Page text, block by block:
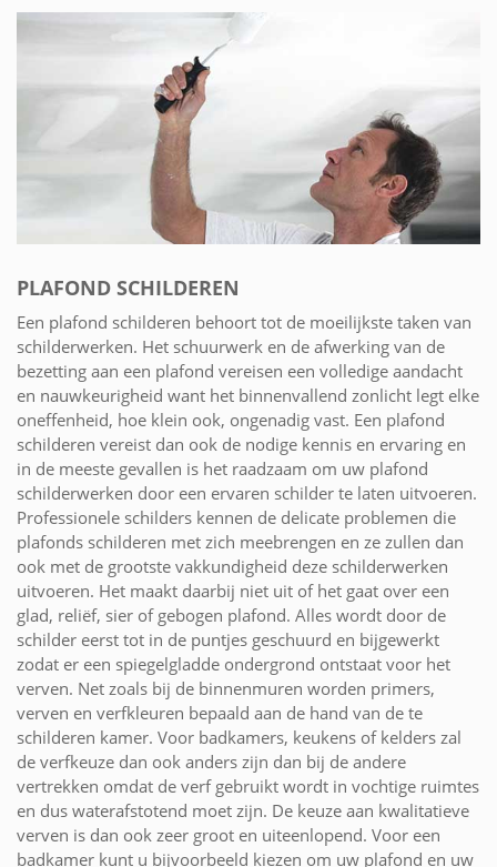
PLAFOND SCHILDEREN
Een plafond schilderen behoort tot de moeilijkste taken van
schilderwerken. Het schuurwerk en de afwerking van de
bezetting aan een plafond vereisen een volledige aandacht
en nauwkeurigheid want het binnenvallend zonlicht legt elke
oneffenheid, hoe klein ook, ongenadig vast. Een plafond
schilderen vereist dan ook de nodige kennis en ervaring en
in de meeste gevallen is het raadzaam om uw plafond
schilderwerken door een ervaren schilder te laten uitvoeren.
Professionele schilders kennen de delicate problemen die
plafonds schilderen met zich meebrengen en ze zullen dan
ook met de grootste vakkundigheid deze schilderwerken
uitvoeren. Het maakt daarbij niet uit of het gaat over een
glad, reliëf, sier of gebogen plafond. Alles wordt door de
schilder eerst tot in de puntjes geschuurd en bijgewerkt
zodat er een spiegelgladde ondergrond ontstaat voor het
verven. Net zoals bij de binnenmuren worden primers,
verven en verfkleuren bepaald aan de hand van de te
schilderen kamer. Voor badkamers, keukens of kelders zal
de verfkeuze dan ook anders zijn dan bij de andere
vertrekken omdat de verf gebruikt wordt in vochtige ruimtes
en dus waterafstotend moet zijn. De keuze aan kwalitatieve
verven is dan ook zeer groot en uiteenlopend. Voor een
badkamer kunt u bijvoorbeeld kiezen om uw plafond en uw